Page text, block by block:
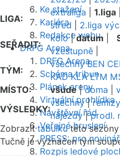
Ke stažení
Kariéra
Redakce webu
DRFG Arena
DRFG Arena
Schéma tribun
Plánek areny
Virtuální prohlídka
Návštěvní řád
Veřejné bruslení
PRESS: pro
Rozpis ledové
LIGA:
extraliga 1.liga
střed
2.liga
SEŘADIT:
kolo|datum
vzestupně
TÝM:
všechny BEN
KAD KLA LTM
MÍSTO:
všude|doma
VÝSLEDKY:
všechny|remízy
nájezdy|prodl.
Zobrazittabulkutéto sezóny
Tučně je vyznačen tým